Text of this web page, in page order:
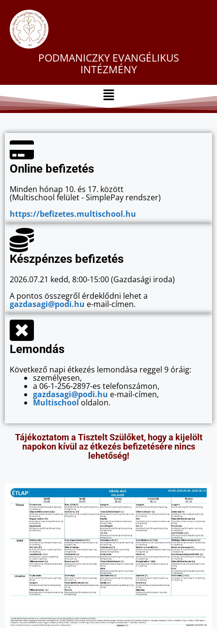
PODMANICZKY EVANGÉLIKUS
INTÉZMÉNY
Online befizetés
Minden hónap 10. és 17. között
(Multischool felület - SimplePay rendszer)
https://befizetes.multischool.hu
Készpénzes befizetés
2026.07.21 kedd, 8:00-15:00 (Gazdasági iroda)
A pontos összegről érdeklődni lehet a
gazdasagi@podi.hu e-mail-címen.
Lemondás
Következő napi étkezés lemondása reggel 9 óráig:
személyesen,
a 06-1-256-2897-es telefonszámon,
gazdasagi@podi.hu e-mail-címen,
Multischoololdalon.
Tájékoztatom a Tisztelt Szülőket, hogy a kijelölt
napokon kívül az étkezés befizetésére nincs
lehetőség!